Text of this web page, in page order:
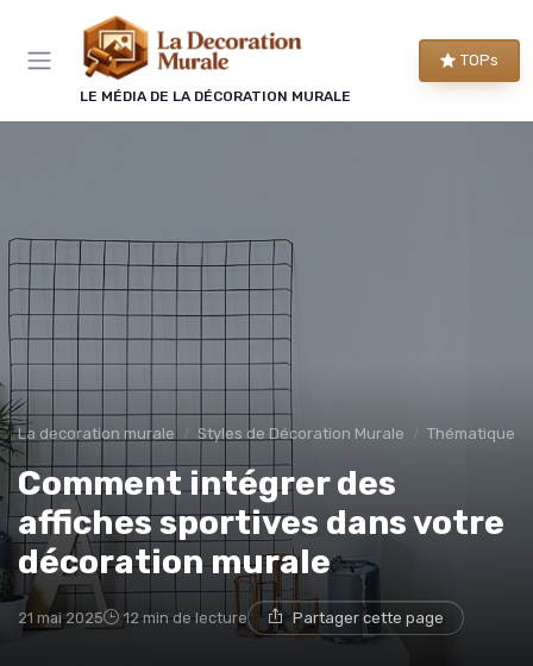
LE MÉDIA DE LA DÉCORATION MURALE
TOPs
La decoration murale Styles de Décoration Murale Thématique
Comment intégrer des
affiches sportives dans votre
décoration murale
21 mai 2025 12 min de lecture Partager cette page
Panneau de gestion des cookies